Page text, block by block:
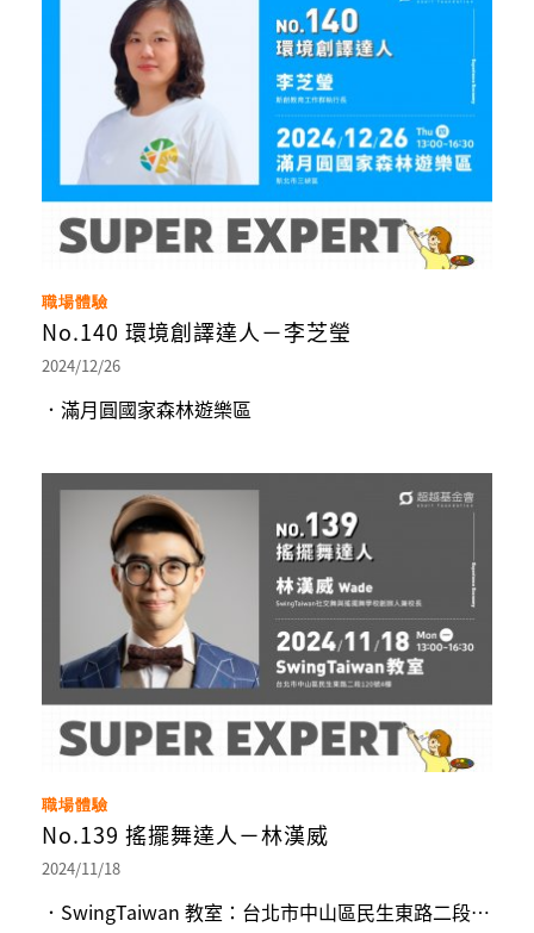
職場體驗
No.140 環境創譯達人－李芝瑩
2024/12/26
．滿月圓國家森林遊樂區
職場體驗
No.139 搖擺舞達人－林漢威
2024/11/18
．SwingTaiwan 教室：台北市中山區民生東路二段 120 號 4 樓